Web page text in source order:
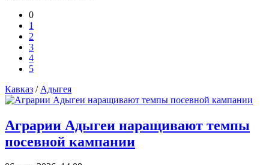
0
1
2
3
4
5
Кавказ / Адыгея
Аграрии Адыгеи наращивают темпы
посевной кампании